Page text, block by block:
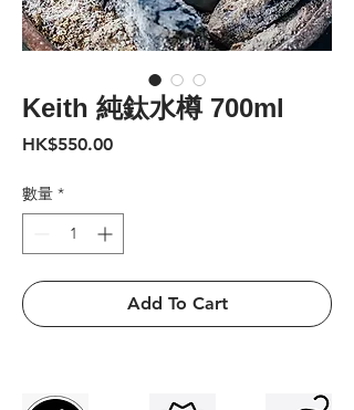
Keith 純鈦水樽 700ml
HK$550.00價
數量 *
Add To Cart